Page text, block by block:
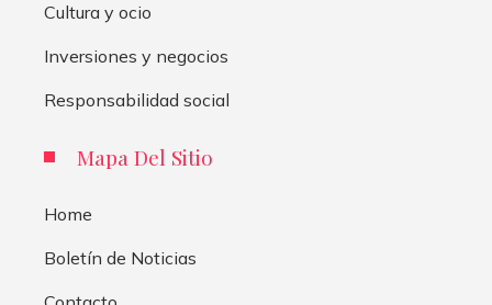
Cultura y ocio
Inversiones y negocios
Responsabilidad social
Mapa Del Sitio
Home
Boletín de Noticias